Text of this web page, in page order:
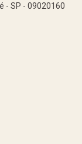
- SP - 09020160